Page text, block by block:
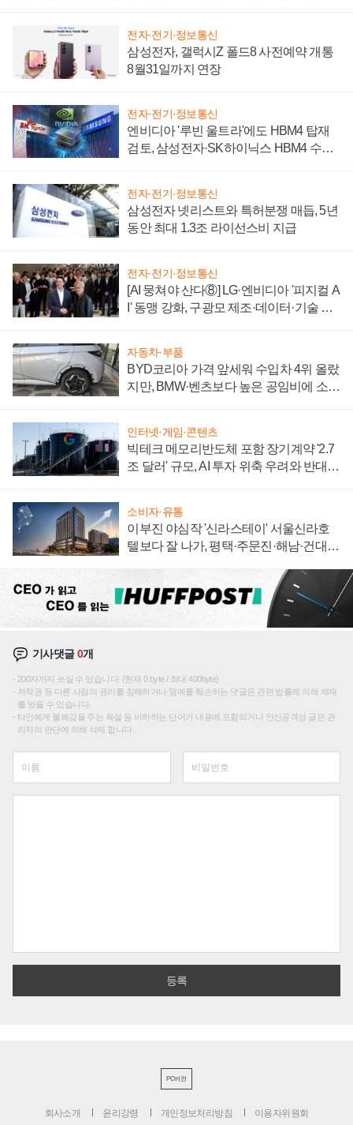
전자·전기·정보통신
삼성전자, 갤럭시Z 폴드8 사전예약 개통
8월31일까지 연장
전자·전기·정보통신
엔비디아 '루빈 울트라'에도 HBM4 탑재
검토, 삼성전자·SK하이닉스 HBM4 수율
전자·전기·정보통신
삼성전자 넷리스트와 특허분쟁 매듭, 5년
동안 최대 1.3조 라이선스비 지급
전자·전기·정보통신
[AI 뭉쳐야 산다⑧] LG·엔비디아 '피지컬 A
I' 동맹 강화, 구광모 제조·데이터·기술 결
자동차·부품
BYD코리아 가격 앞세워 수입차 4위 올랐
지만, BMW·벤츠보다 높은 공임비에 소비
인터넷·게임·콘텐츠
빅테크 메모리반도체 포함 장기계약 '2.7
조 달러' 규모, AI 투자 위축 우려와 반대
소비자·유통
이부진 야심작 '신라스테이' 서울신라호
텔보다 잘 나가, 평택·주문진·해남·건대로
기사댓글0개
200자까지 쓰실 수 있습니다. (현재 0 byte / 최대 400byte)
저작권 등 다른 사람의 권리를 침해하거나 명예를 훼손하는 댓글은 관련 법률에 의해 제재
를 받을 수 있습니다.
타인에게 불쾌감을 주는 욕설 등 비하하는 단어가 내용에 포함되거나 인신공격성 글은 관
리자의 판단에 의해 삭제 합니다.
PC버전
회사소개 윤리강령 개인정보처리방침 이용자위원회